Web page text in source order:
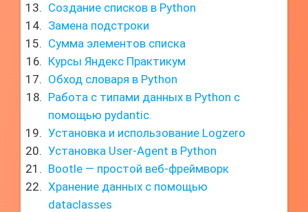
Создание списков в Python
Замена подстроки
Сумма элементов списка
Курсы Яндекс Практикум
Обход словаря в Python
Работа с типами данных в Python с
помощью pydantic.
Установка и использование Logzero
Установка User-Agent в Python
Bootle — простой веб-фреймворк
Хранение данных с помощью
dataclasses